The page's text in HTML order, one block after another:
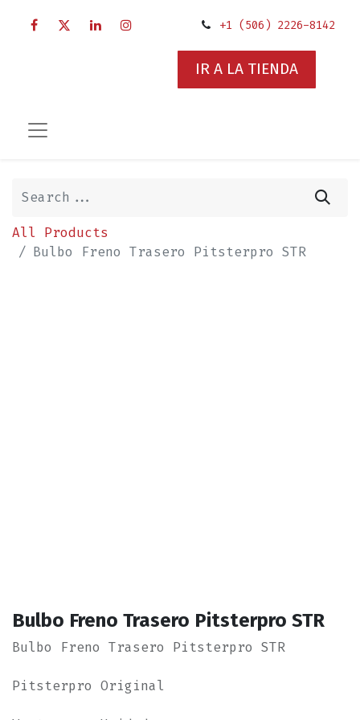
+1 (506) 2226-8142
IR A LA TIENDA
All Products
Bulbo Freno Trasero Pitsterpro STR
Bulbo Freno Trasero Pitsterpro STR
Bulbo Freno Trasero Pitsterpro STR
Pitsterpro Original